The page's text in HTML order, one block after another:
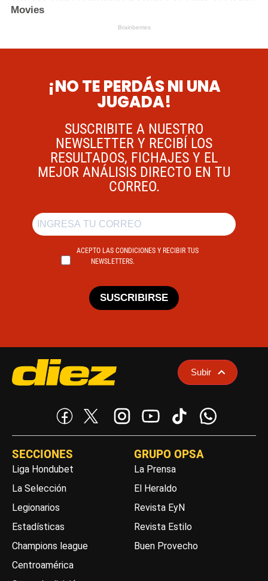
¡NO TE PERDÁS NI UNA
JUGADA!
SUSCRIBITE A NUESTRO
NEWSLETTER Y RECIBÍ LOS
RESULTADOS, FICHAJES Y EL
MEJOR ANÁLISIS DIRECTO EN TU
CORREO.
ACEPTO LAS CONDICIONES Y RECIBIR TUS
NEWSLETTERS.
SUSCRIBIRSE
Subir
SECCIONES
Liga Hondubet
La Selección
Legionarios
Estadísticas
Champions league
Centroamérica
GRUPO OPSA
La Prensa
El Heraldo
Revista EyN
Revista Estilo
Buen Provecho